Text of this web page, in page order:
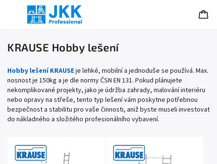
KRAUSE Hobby lešení
Hobby lešení KRAUSEje lehké, mobilní a jednoduše se používá. Max.
nosnost je 150kg a je dle normy ČSN EN 131. Pokud plánujete
nekomplikované projekty, jako je údržba zahrady, malování interiéru
nebo opravy na střeše, tento typ lešení vám poskytne potřebnou
bezpečnost a stabilitu pro vaše činnosti, aniž byste museli investovat
do nákladného a složitého profesionálního vybavení.